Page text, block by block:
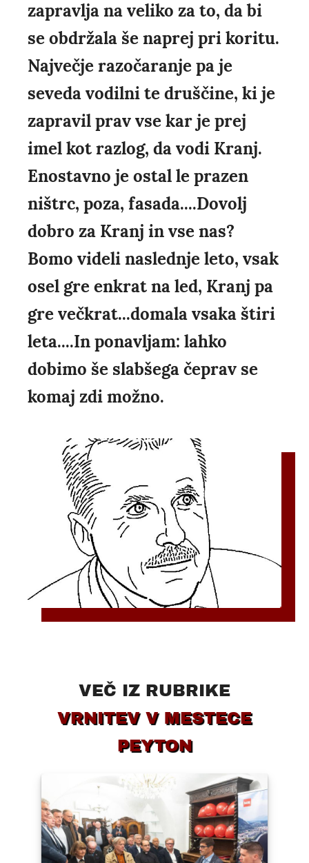
zapravlja na veliko za to, da bi
se obdržala še naprej pri koritu.
Največje razočaranje pa je
seveda vodilni te druščine, ki je
zapravil prav vse kar je prej
imel kot razlog, da vodi Kranj.
Enostavno je ostal le prazen
ništrc, poza, fasada....Dovolj
dobro za Kranj in vse nas?
Bomo videli naslednje leto, vsak
osel gre enkrat na led, Kranj pa
gre večkrat...domala vsaka štiri
leta....In ponavljam: lahko
dobimo še slabšega čeprav se
komaj zdi možno.
VEČ IZ RUBRIKE
VRNITEV V MESTECE
PEYTON